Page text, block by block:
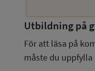
Utbildning på
För att läsa på
måste du